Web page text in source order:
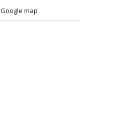
Google map